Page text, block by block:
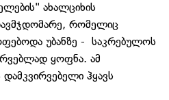
ახალციხის
რომელიც
უბანზე - საკრებულოს
ყოფნა. ამ
ჰყავს